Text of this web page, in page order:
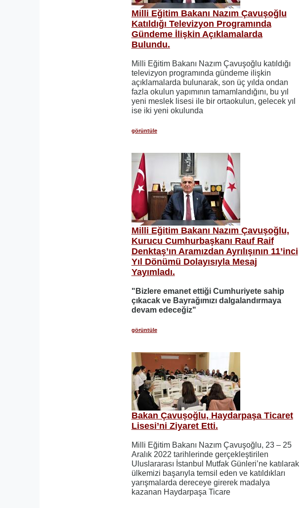
Milli Eğitim Bakanı Nazım Çavuşoğlu
Katıldığı Televizyon Programında
Gündeme İlişkin Açıklamalarda
Bulundu.
Milli Eğitim Bakanı Nazım Çavuşoğlu katıldığı
televizyon programında gündeme ilişkin
açıklamalarda bulunarak, son üç yılda ondan
fazla okulun yapımının tamamlandığını, bu yıl
yeni meslek lisesi ile bir ortaokulun, gelecek yıl
ise iki yeni okulunda
görüntüle
Milli Eğitim Bakanı Nazım Çavuşoğlu,
Kurucu Cumhurbaşkanı Rauf Raif
Denktaş’ın Aramızdan Ayrılışının 11’inci
Yıl Dönümü Dolayısıyla Mesaj
Yayımladı.
"Bizlere emanet ettiği Cumhuriyete sahip
çıkacak ve Bayrağımızı dalgalandırmaya
devam edeceğiz"
görüntüle
Bakan Çavuşoğlu, Haydarpaşa Ticaret
Lisesi’ni Ziyaret Etti.
Milli Eğitim Bakanı Nazım Çavuşoğlu, 23 – 25
Aralık 2022 tarihlerinde gerçekleştirilen
Uluslararası İstanbul Mutfak Günleri’ne katılarak
ülkemizi başarıyla temsil eden ve katıldıkları
yarışmalarda dereceye girerek madalya
kazanan Haydarpaşa Ticare